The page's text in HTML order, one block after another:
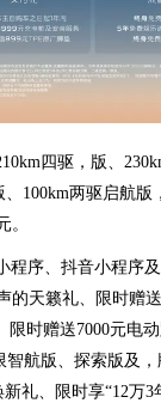
四驱，版、
100km两驱启航
。
序、抖音小程序
的天籁礼、限时赠
时赠送7000元电
航版、探索版及
礼、限时享“12万